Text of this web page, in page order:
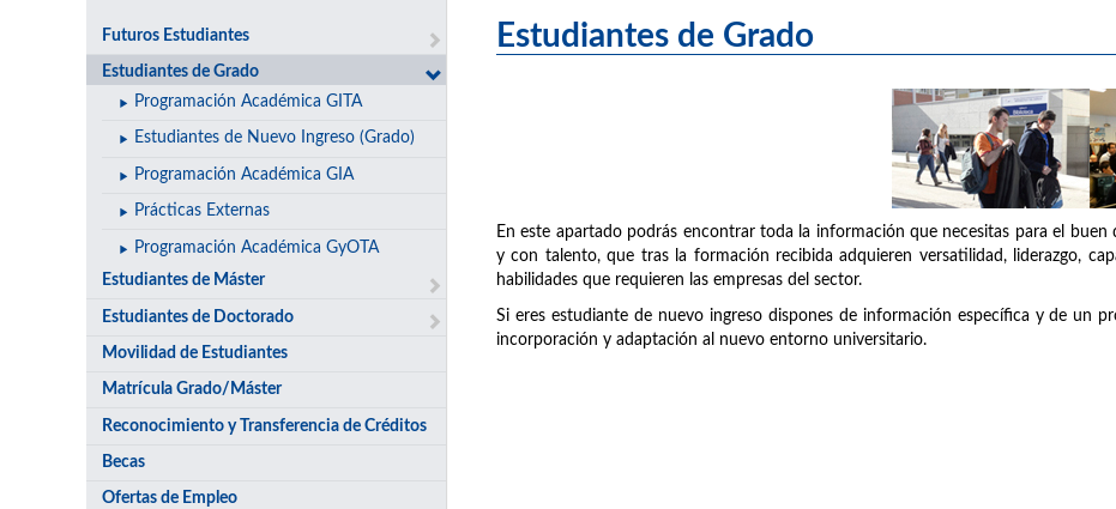
Futuros Estudiantes
Estudiantes de Grado
Programación Académica GITA
Estudiantes de Nuevo Ingreso (Grado)
Programación Académica GIA
Prácticas Externas
Programación Académica GyOTA
Estudiantes de Máster
Estudiantes de Doctorado
Movilidad de Estudiantes
Matrícula Grado/Máster
Reconocimiento y Transferencia de Créditos
Becas
Ofertas de Empleo
Estudiantes de Grado
En este apartado podrás encontrar toda la información que necesitas para el buen
y con talento, que tras la formación recibida adquieren versatilidad, liderazgo,
habilidades que requieren las empresas del sector.
Si eres estudiante de nuevo ingreso dispones de información específica y de un
incorporación y adaptación al nuevo entorno universitario.